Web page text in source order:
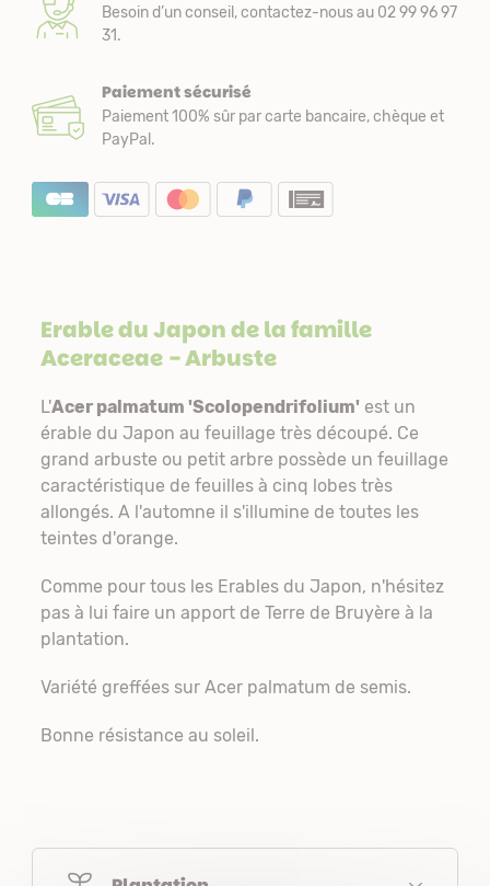
Besoin d’un conseil, contactez-nous au 02 99 96 97
31.
Paiement sécurisé
Paiement 100% sûr par carte bancaire, chèque et
PayPal.
Erable du Japon de la famille
Aceraceae- Arbuste
L'Acer palmatum 'Scolopendrifolium' est un
érable du Japon au feuillage très découpé. Ce
grand arbuste ou petit arbre possède un feuillage
caractéristique de feuilles à cinq lobes très
allongés. A l'automne il s'illumine de toutes les
teintes d'orange.
Comme pour tous les Erables du Japon, n'hésitez
pas à lui faire un apport de Terre de Bruyère à la
plantation.
Variété greffées sur Acer palmatum de semis.
Bonne résistance au soleil.